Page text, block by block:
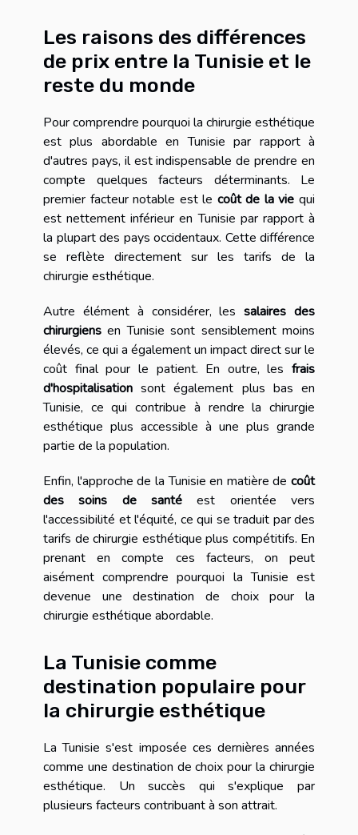
Les raisons des différences
de prix entre la Tunisie et le
reste du monde
Pour comprendre pourquoi la chirurgie esthétique
est plus abordable en Tunisie par rapport à
d'autres pays, il est indispensable de prendre en
compte quelques facteurs déterminants. Le
premier facteur notable est le coût de la vie qui
est nettement inférieur en Tunisie par rapport à
la plupart des pays occidentaux. Cette différence
se reflète directement sur les tarifs de la
chirurgie esthétique.
Autre élément à considérer, lessalaires des
chirurgiens en Tunisie sont sensiblement moins
élevés, ce qui a également un impact direct sur le
coût final pour le patient. En outre, les frais
d'hospitalisation sont également plus bas en
Tunisie, ce qui contribue à rendre la chirurgie
esthétique plus accessible à une plus grande
partie de la population.
Enfin, l'approche de la Tunisie en matière de coût
des soins de santé est orientée vers
l'accessibilité et l'équité, ce qui se traduit par des
tarifs de chirurgie esthétique plus compétitifs. En
prenant en compte ces facteurs, on peut
aisément comprendre pourquoi la Tunisie est
devenue une destination de choix pour la
chirurgie esthétique abordable.
La Tunisie comme
destination populaire pour
la chirurgie esthétique
La Tunisie s'est imposée ces dernières années
comme une destination de choix pour la chirurgie
esthétique. Un succès qui s'explique par
plusieurs facteurs contribuant à son attrait.